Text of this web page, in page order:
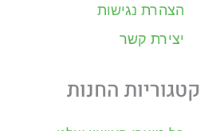
הצהרת נגישות
יצירת קשר
קטגוריות החנות